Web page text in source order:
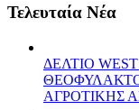
Τελευταία Νέα
ΔΕΛΤΙΟ
ΑΓΡΟΤΙΚΗΣ